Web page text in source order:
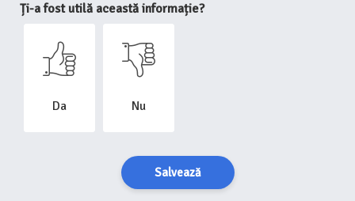
Ți-a fost utilă această informație?
Da Nu
Salvează